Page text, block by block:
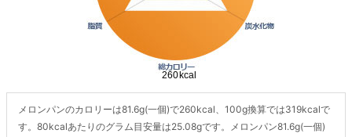
メロンパンのカロリーは81.6g(一個)で260kcal、100g換算では319kcalで
す。80kcalあたりのグラム目安量は25.08gです。メロンパン81.6g(一個)